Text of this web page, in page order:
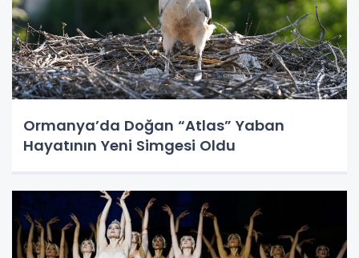
Ormanya’da Doğan “Atlas” Yaban
Hayatının Yeni Simgesi Oldu